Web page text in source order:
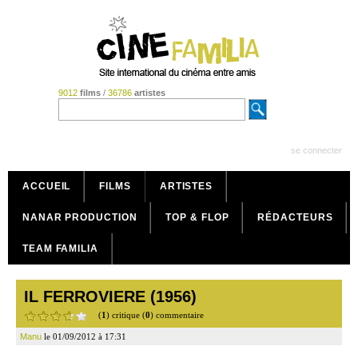
9012 films/ 36786 artistes
se connecter
ACCUEIL FILMS ARTISTES
NANAR PRODUCTION TOP & FLOP RÉDACTEURS
TEAM FAMILIA
IL FERROVIERE (1956)
(1) critique (0) commentaire
Manu le 01/09/2012 à 17:31